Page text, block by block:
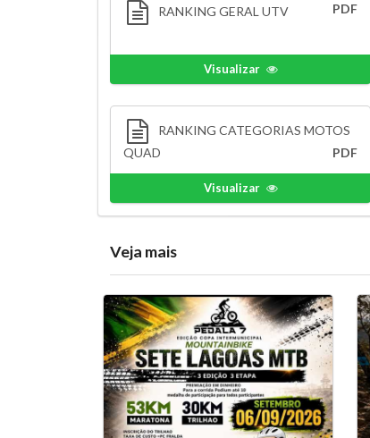
RANKING GERAL UTV PDF
Visualizar
RANKING CATEGORIAS MOTOS
QUAD
PDF
Visualizar
Veja mais